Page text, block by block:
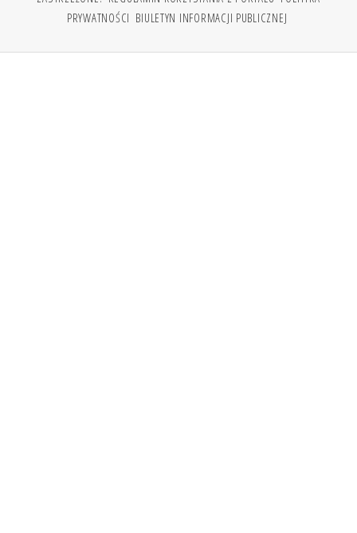
PRYWATNOŚCI BIULETYN INFORMACJI PUBLICZNEJ